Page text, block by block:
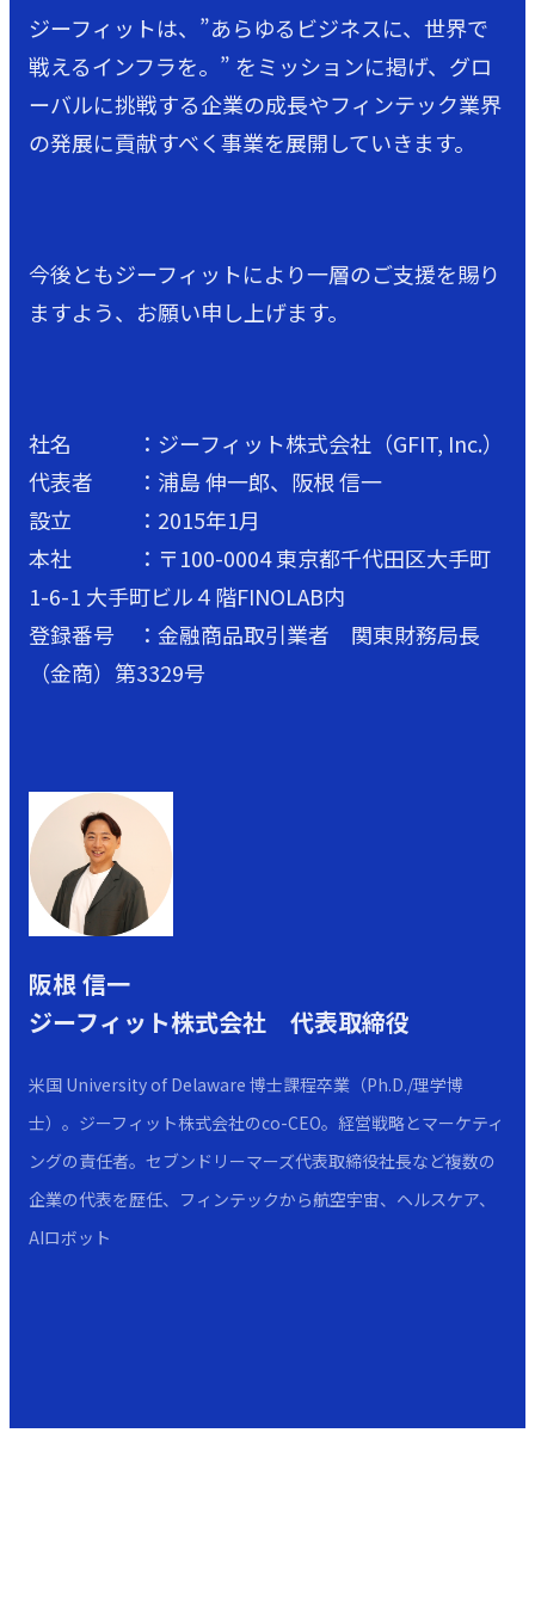
ジーフィットは、”あらゆるビジネスに、世界で
戦えるインフラを。” をミッションに掲げ、グロ
ーバルに挑戦する企業の成長やフィンテック業界
の発展に貢献すべく事業を展開していきます。
今後ともジーフィットにより一層のご支援を賜り
ますよう、お願い申し上げます。
社名 ：ジーフィット株式会社（GFIT, Inc.）
代表者 ：浦島 伸一郎、阪根 信一
設立 ：2015年1月
本社 ：〒100-0004 東京都千代田区大手町
1-6-1 大手町ビル４階FINOLAB内
登録番号 ：金融商品取引業者 関東財務局長
（金商）第3329号
阪根 信一
ジーフィット株式会社 代表取締役
米国 University of Delaware 博士課程卒業（Ph.D./理学博
士）。ジーフィット株式会社のco-CEO。経営戦略とマーケティ
ングの責任者。セブンドリーマーズ代表取締役社長など複数の
企業の代表を歴任、フィンテックから航空宇宙、ヘルスケア、
AIロボット